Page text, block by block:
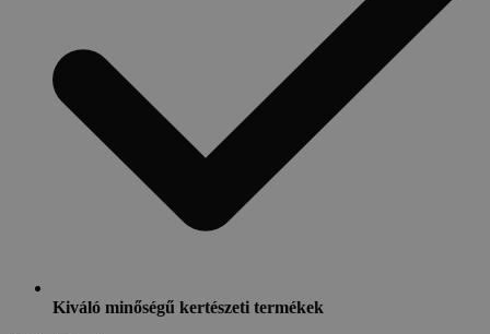
Kiváló minőségű kertészeti termékek